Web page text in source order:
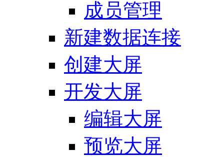
成员管理
新建数据连接
创建大屏
开发大屏
编辑大屏
预览大屏